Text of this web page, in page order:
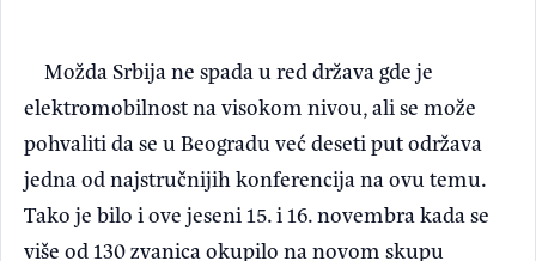
Možda Srbija ne spada u red država gde je
elektromobilnost na visokom nivou, ali se može
pohvaliti da se u Beogradu već deseti put održava
jedna od najstručnijih konferencija na ovu temu.
Tako je bilo i ove jeseni 15. i 16. novembra kada se
više od 130 zvanica okupilo na novom skupu